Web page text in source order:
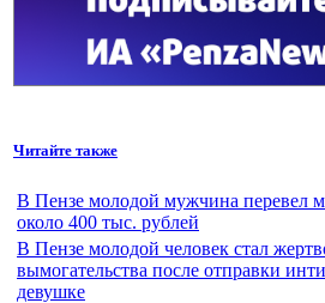
Читайте также
В Пензе молодой мужчина перевел
около 400 тыс. рублей
В Пензе молодой человек стал
вымогательства после отправки
девушке